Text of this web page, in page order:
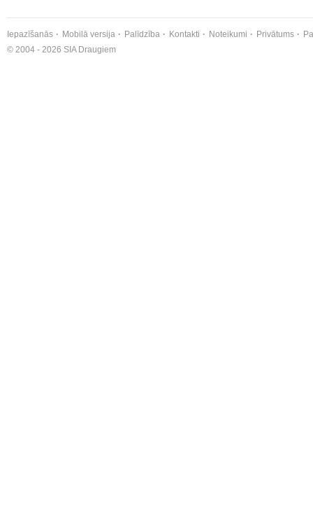
Iepazīšanās Mobilā versija Palīdzība Kontakti Noteikumi Privātums
© 2004 - 2026 SIA Draugiem